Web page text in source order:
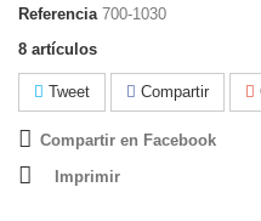
Referencia 700-1030
8 artículos
Tweet Compartir
Compartir en Facebook
Imprimir